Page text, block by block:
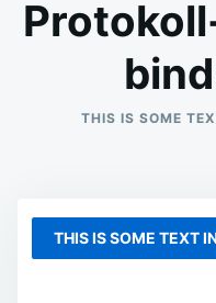
THIS IS SOME
THIS IS SOME TEXT